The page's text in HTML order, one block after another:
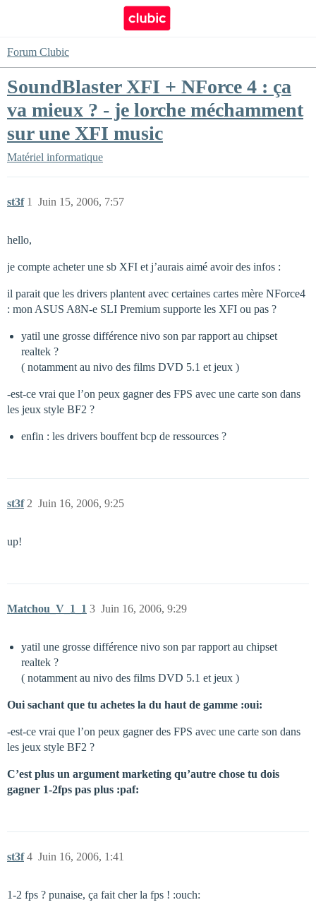
Forum Clubic
SoundBlaster XFI + NForce 4 : ça
va mieux ? - je lorche méchamment
sur une XFI music
Matériel informatique
st3f Juin 15, 2006, 7:57
1
hello,
je compte acheter une sb XFI et j’aurais aimé avoir des infos :
il parait que les drivers plantent avec certaines cartes mère NForce4
: mon ASUS A8N-e SLI Premium supporte les XFI ou pas ?
yatil une grosse différence nivo son par rapport au chipset
realtek ?
( notamment au nivo des films DVD 5.1 et jeux )
-est-ce vrai que l’on peux gagner des FPS avec une carte son dans
les jeux style BF2 ?
enfin : les drivers bouffent bcp de ressources ?
st3f Juin 16, 2006, 9:25
2
up!
Matchou_V_1_1 Juin 16, 2006, 9:29
3
yatil une grosse différence nivo son par rapport au chipset
realtek ?
( notamment au nivo des films DVD 5.1 et jeux )
Oui sachant que tu achetes la du haut de gamme :oui:
-est-ce vrai que l’on peux gagner des FPS avec une carte son dans
les jeux style BF2 ?
C’est plus un argument marketing qu’autre chose tu dois
gagner 1-2fps pas plus :paf:
st3f Juin 16, 2006, 1:41
4
1-2 fps ? punaise, ça fait cher la fps ! :ouch: